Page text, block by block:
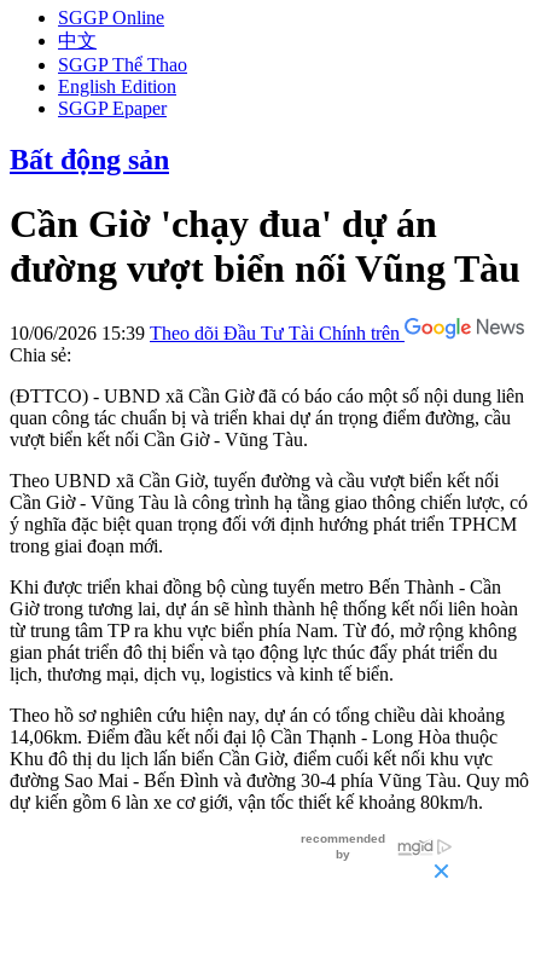
SGGP Online
中文
SGGP Thể Thao
English Edition
SGGP Epaper
Bất động sản
Cần Giờ 'chạy đua' dự án
đường vượt biển nối Vũng Tàu
10/06/2026 15:39 Theo dõi Đầu Tư Tài Chính trên
Chia sẻ:
(ĐTTCO) - UBND xã Cần Giờ đã có báo cáo một số nội dung liên
quan công tác chuẩn bị và triển khai dự án trọng điểm đường, cầu
vượt biển kết nối Cần Giờ - Vũng Tàu.
Theo UBND xã Cần Giờ, tuyến đường và cầu vượt biển kết nối
Cần Giờ - Vũng Tàu là công trình hạ tầng giao thông chiến lược, có
ý nghĩa đặc biệt quan trọng đối với định hướng phát triển TPHCM
trong giai đoạn mới.
Khi được triển khai đồng bộ cùng tuyến metro Bến Thành - Cần
Giờ trong tương lai, dự án sẽ hình thành hệ thống kết nối liên hoàn
từ trung tâm TP ra khu vực biển phía Nam. Từ đó, mở rộng không
gian phát triển đô thị biển và tạo động lực thúc đẩy phát triển du
lịch, thương mại, dịch vụ, logistics và kinh tế biển.
Theo hồ sơ nghiên cứu hiện nay, dự án có tổng chiều dài khoảng
14,06km. Điểm đầu kết nối đại lộ Cần Thạnh - Long Hòa thuộc
Khu đô thị du lịch lấn biển Cần Giờ, điểm cuối kết nối khu vực
đường Sao Mai - Bến Đình và đường 30-4 phía Vũng Tàu. Quy mô
dự kiến gồm 6 làn xe cơ giới, vận tốc thiết kế khoảng 80km/h.